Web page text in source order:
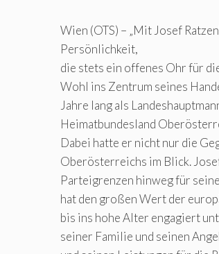
Wien (OTS) – „Mit Josef
Persönlichkeit,
die stets ein offenes Ohr für
Wohl ins Zentrum seines
Jahre lang als
Heimatbundesland
Dabei hatte er nicht nur die
Oberösterreichs im Blick.
Parteigrenzen hinweg für
hat den großen Wert der
bis ins hohe Alter engagiert
seiner Familie und seinen